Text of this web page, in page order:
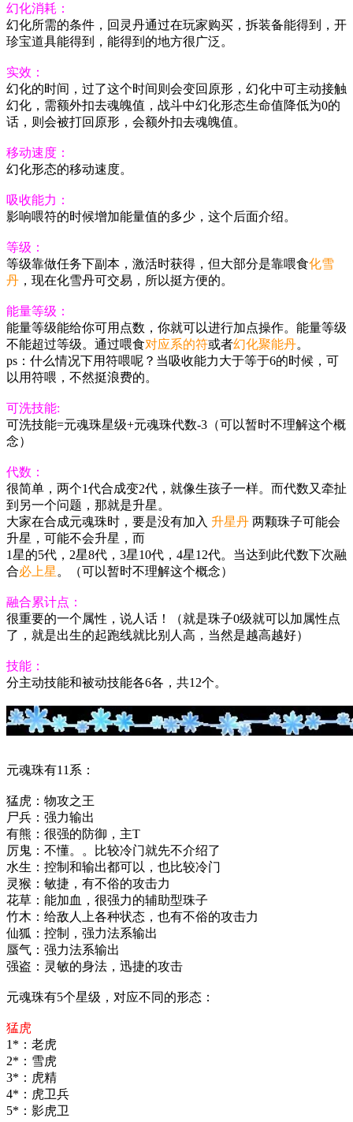
幻化消耗：
幻化所需的条件，回灵丹通过在玩家购买，拆装备能得到，开
珍宝道具能得到，能得到的地方很广泛。
实效：
幻化的时间，过了这个时间则会变回原形，幻化中可主动接触
幻化，需额外扣去魂魄值，战斗中幻化形态生命值降低为0的
话，则会被打回原形，会额外扣去魂魄值。
移动速度：
幻化形态的移动速度。
吸收能力：
影响喂符的时候增加能量值的多少，这个后面介绍。
等级：
等级靠做任务下副本，激活时获得，但大部分是靠喂食化雪
丹 ，现在化雪丹可交易，所以挺方便的。
能量等级：
能量等级能给你可用点数，你就可以进行加点操作。能量等级
不能超过等级。通过喂食对应系的符或者幻化聚能丹。
ps：什么情况下用符喂呢？当吸收能力大于等于6的时候，可
以用符喂，不然挺浪费的。
可洗技能:
可洗技能=元魂珠星级+元魂珠代数-3（可以暂时不理解这个概
念）
代数：
很简单，两个1代合成变2代，就像生孩子一样。而代数又牵扯
到另一个问题，那就是升星。
大家在合成元魂珠时，要是没有加入 升星丹 两颗珠子可能会
升星，可能不会升星，而
1星的5代，2星8代，3星10代，4星12代。当达到此代数下次融
合必上星 。（可以暂时不理解这个概念）
融合累计点：
很重要的一个属性，说人话！（就是珠子0级就可以加属性点
了，就是出生的起跑线就比别人高，当然是越高越好）
技能：
分主动技能和被动技能各6各，共12个。
元魂珠有11系：
猛虎：物攻之王
尸兵：强力输出
有熊：很强的防御，主T
厉鬼：不懂。。比较冷门就先不介绍了
水生：控制和输出都可以，也比较冷门
灵猴：敏捷，有不俗的攻击力
花草：能加血，很强力的辅助型珠子
竹木：给敌人上各种状态，也有不俗的攻击力
仙狐：控制，强力法系输出
蜃气：强力法系输出
强盗：灵敏的身法，迅捷的攻击
元魂珠有5个星级，对应不同的形态：
猛虎
1*：老虎
2*：雪虎
3*：虎精
4*：虎卫兵
5*：影虎卫